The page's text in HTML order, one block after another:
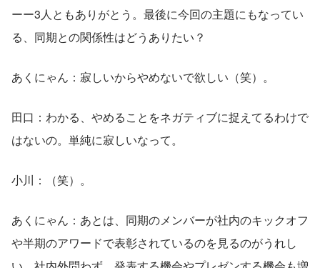
ーー3人ともありがとう。最後に今回の主題にもなってい
る、同期との関係性はどうありたい？
あくにゃん：寂しいからやめないで欲しい（笑）。
田口：わかる、やめることをネガティブに捉えてるわけで
はないの。単純に寂しいなって。
小川：（笑）。
あくにゃん：あとは、同期のメンバーが社内のキックオフ
や半期のアワードで表彰されているのを見るのがうれし